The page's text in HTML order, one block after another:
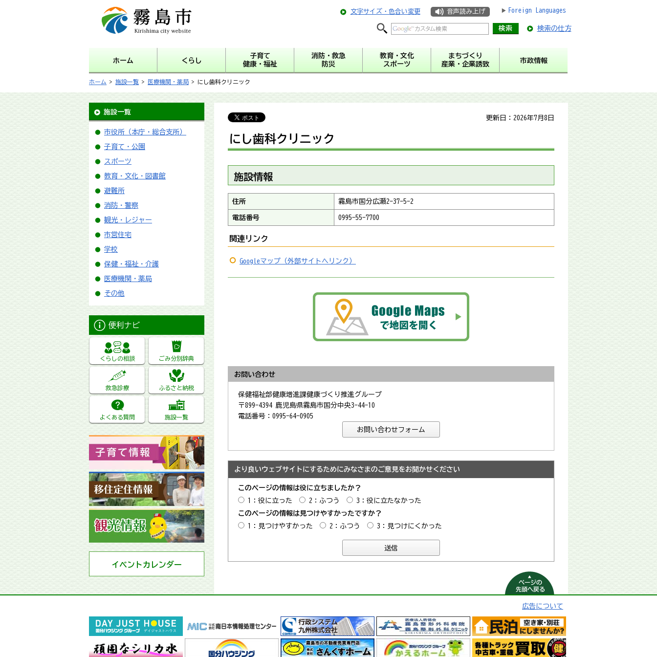
霧島市 Kirishima city
website
文字サイズ・色合い変更 音声読み上げ Foreign Languages
検索の仕方
ホーム くらし
子育て
健康・福祉
消防・救急
防災
教育・文化
スポーツ
まちづくり
産業・企業誘致
市政情報
ホーム > 施設一覧 > 医療機関・薬局 > にし歯科クリニック
施設一覧
市役所（本庁・総合支所）
子育て・公園
スポーツ
教育・文化・図書館
避難所
消防・警察
観光・レジャー
市営住宅
学校
保健・福祉・介護
医療機関・薬局
その他
便利ナビ
くらしの相談 ごみ分別辞典
救急診療 ふるさと納税
よくある質問 施設一覧
イベントカレンダー
更新日：2026年7月8日
にし歯科クリニック
施設情報
住所 霧島市国分広瀬2-37-5-2
電話番号 0995-55-7700
関連リンク
Googleマップ（外部サイトへリンク）
お問い合わせ
保健福祉部健康増進課健康づくり推進グループ
〒899-4394 鹿児島県霧島市国分中央3-44-10
電話番号：0995-64-0905
より良いウェブサイトにするためにみなさまのご意見をお聞かせください
このページの情報は役に立ちましたか？
1：役に立った
2：ふつう
3：役に立たなかった
このページの情報は見つけやすかったですか？
1：見つけやすかった
2：ふつう 3：見つけにくかった
ページの先頭へ
戻る
広告について